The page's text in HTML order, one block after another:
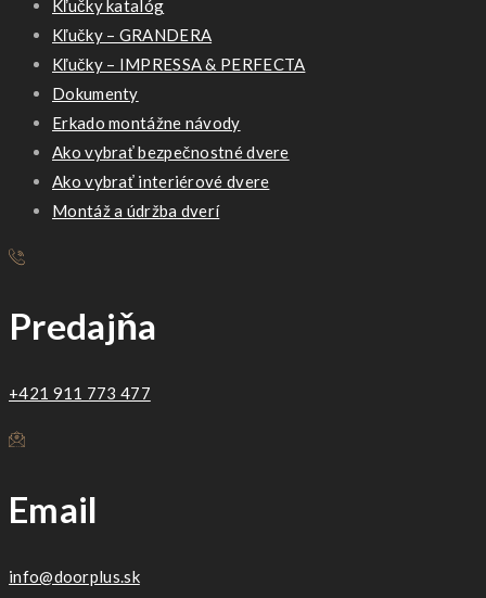
Kľučky katalóg
Kľučky – GRANDERA
Kľučky – IMPRESSA & PERFECTA
Dokumenty
Erkado montážne návody
Ako vybrať bezpečnostné dvere
Ako vybrať interiérové dvere
Montáž a údržba dverí
Predajňa
+421 911 773 477
Email
info@doorplus.sk